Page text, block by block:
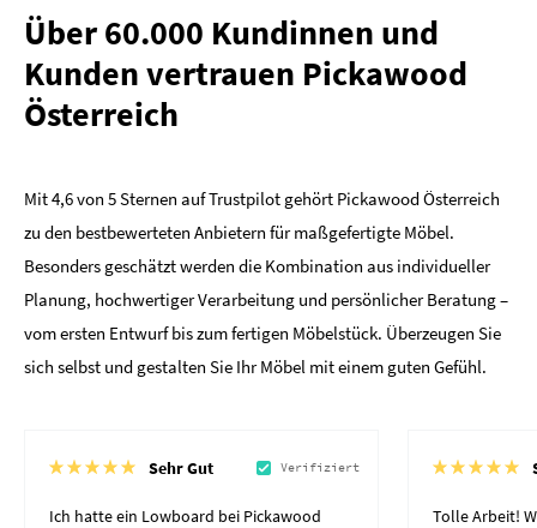
Über 60.000 Kundinnen und
Kunden vertrauen Pickawood
Österreich
Mit 4,6 von 5 Sternen auf Trustpilot gehört Pickawood Österreich
zu den bestbewerteten Anbietern für maßgefertigte Möbel.
Besonders geschätzt werden die Kombination aus individueller
Planung, hochwertiger Verarbeitung und persönlicher Beratung –
vom ersten Entwurf bis zum fertigen Möbelstück. Überzeugen Sie
sich selbst und gestalten Sie Ihr Möbel mit einem guten Gefühl.
Sehr Gut Verifiziert
Ich hatte ein Lowboard bei Pickawood
Tolle Arbeit!